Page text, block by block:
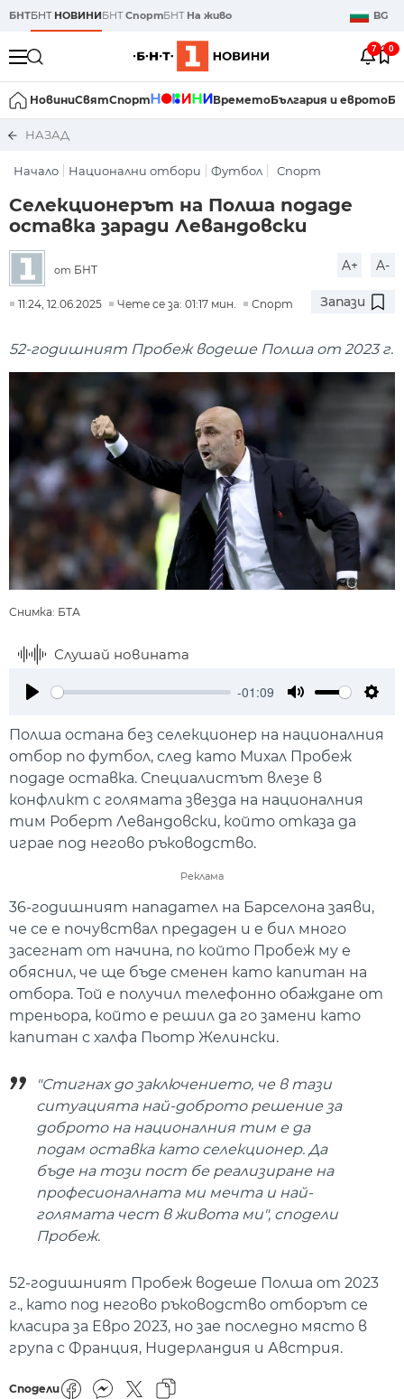
БНТБНТ НОВИНИБНТСпортБНТ На живо BG
7 0
НовиниСвятСпорт ВреметоБългария и еврото
НАЗАД
Начало Национални отбори Футбол Спорт
Селекционерът на Полша подаде
оставка заради Левандовски
от БНТ A+ A-
11:24, 12.06.2025 Чете се за: 01:17 мин. Спорт Запази
52-годишният Пробеж водеше Полша от 2023 г.
Снимка: БТА
Слушай новината
-01:09
Полша остана без селекционер на националния
отбор по футбол, след като Михал Пробеж
подаде оставка. Специалистът влезе в
конфликт с голямата звезда на националния
тим Роберт Левандовски, който отказа да
играе под негово ръководство.
Реклама
36-годишният нападател на Барселона заяви,
че се е почувствал предаден и е бил много
засегнат от начина, по който Пробеж му е
обяснил, че ще бъде сменен като капитан на
отбора. Той е получил телефонно обаждане от
треньора, който е решил да го замени като
капитан с халфа Пьотр Желински.
"Стигнах до заключението, че в тази
ситуацията най-доброто решение за
доброто на националния тим е да
подам оставка като селекционер. Да
бъде на този пост бе реализиране на
професионалната ми мечта и най-
голямата чест в живота ми", сподели
Пробеж.
52-годишният Пробеж водеше Полша от 2023
г., като под негово ръководство отборът се
класира за Евро 2023, но зае последно място в
група с Франция, Нидерландия и Австрия.
Сподели